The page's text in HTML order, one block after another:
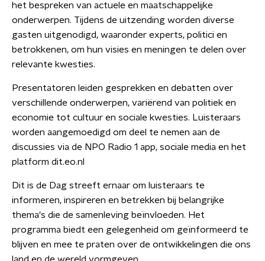
het bespreken van actuele en maatschappelijke
onderwerpen. Tijdens de uitzending worden diverse
gasten uitgenodigd, waaronder experts, politici en
betrokkenen, om hun visies en meningen te delen over
relevante kwesties.
Presentatoren leiden gesprekken en debatten over
verschillende onderwerpen, variërend van politiek en
economie tot cultuur en sociale kwesties. Luisteraars
worden aangemoedigd om deel te nemen aan de
discussies via de NPO Radio 1 app, sociale media en het
platform dit.eo.nl
Dit is de Dag streeft ernaar om luisteraars te
informeren, inspireren en betrekken bij belangrijke
thema's die de samenleving beïnvloeden. Het
programma biedt een gelegenheid om geïnformeerd te
blijven en mee te praten over de ontwikkelingen die ons